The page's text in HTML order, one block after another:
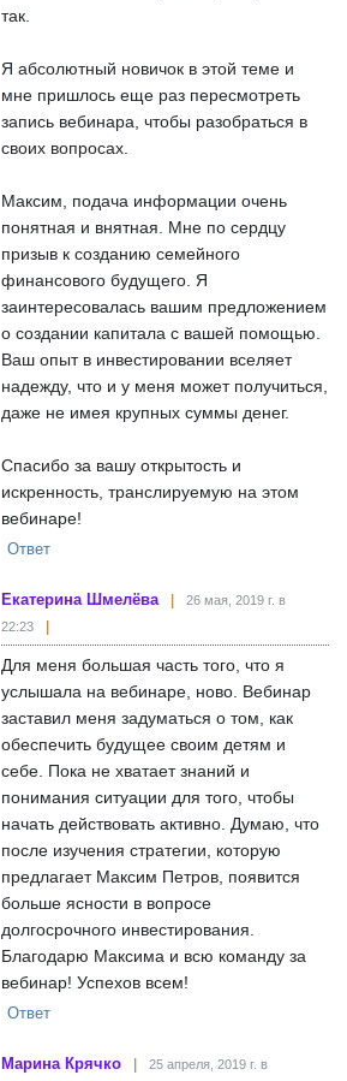
так.
Я абсолютный новичок в этой теме и
мне пришлось еще раз пересмотреть
запись вебинара, чтобы разобраться в
своих вопросах.
Максим, подача информации очень
понятная и внятная. Мне по сердцу
призыв к созданию семейного
финансового будущего. Я
заинтересовалась вашим предложением
о создании капитала с вашей помощью.
Ваш опыт в инвестировании вселяет
надежду, что и у меня может получиться,
даже не имея крупных суммы денег.
Спасибо за вашу открытость и
искренность, транслируемую на этом
вебинаре!
Ответ
Екатерина Шмелёва
26 мая, 2019 г. в
22:23
Для меня большая часть того, что я
услышала на вебинаре, ново. Вебинар
заставил меня задуматься о том, как
обеспечить будущее своим детям и
себе. Пока не хватает знаний и
понимания ситуации для того, чтобы
начать действовать активно. Думаю, что
после изучения стратегии, которую
предлагает Максим Петров, появится
больше ясности в вопросе
долгосрочного инвестирования.
Благодарю Максима и всю команду за
вебинар! Успехов всем!
Ответ
Марина Крячко
25 апреля, 2019 г. в